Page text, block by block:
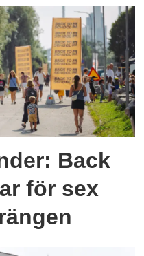
Back
för sex